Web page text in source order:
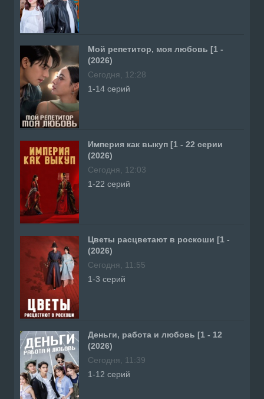
Мой репетитор, моя любовь [1 -
(2026)
Сегодня, 12:28
1-14 серий
Империя как выкуп [1 - 22 серии
(2026)
Сегодня, 12:03
1-22 серий
Цветы расцветают в роскоши [1 -
(2026)
Сегодня, 11:55
1-3 серий
Деньги, работа и любовь [1 - 12
(2026)
Сегодня, 11:39
1-12 серий